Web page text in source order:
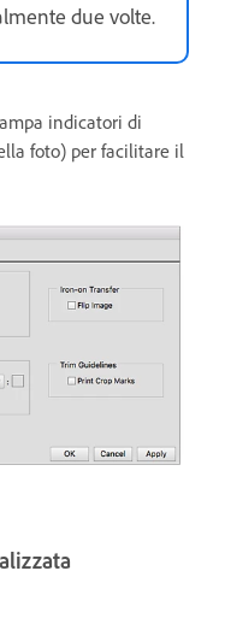
due volte.
indicatori di
foto) per facilitare il